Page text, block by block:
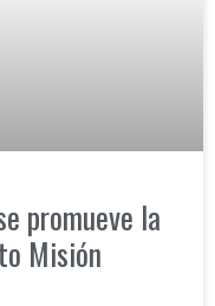
promueve la
Misión